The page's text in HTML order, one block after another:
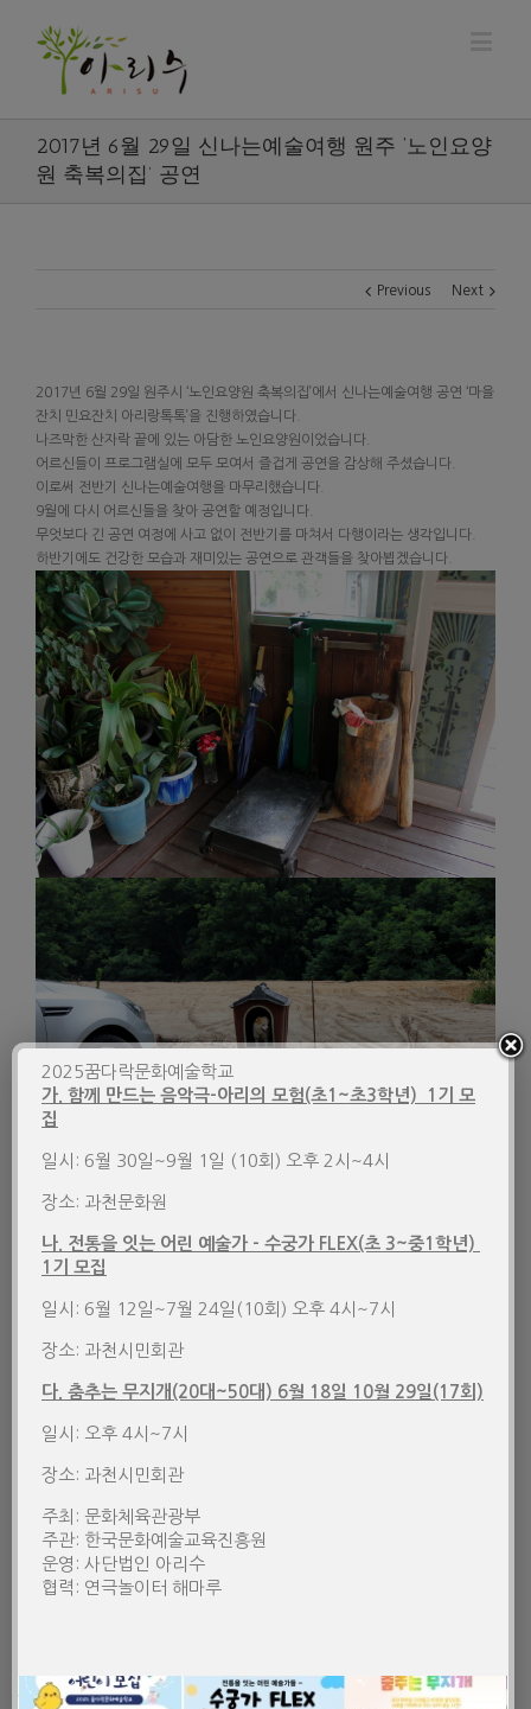
2017년 6월 29일 신나는예술여행 원주 ‘노인요양
원 축복의집’ 공연
Previous Next
2017년 6월 29일 원주시 ‘노인요양원 축복의집’에서 신나는예술여행 공연 ‘마을
잔치 민요잔치 아리랑톡톡’을 진행하였습니다.
나즈막한 산자락 끝에 있는 아담한 노인요양원이었습니다.
어르신들이 프로그램실에 모두 모여서 즐겁게 공연을 감상해 주셨습니다.
이로써 전반기 신나는예술여행을 마무리했습니다.
9월에 다시 어르신들을 찾아 공연할 예정입니다.
무엇보다 긴 공연 여정에 사고 없이 전반기를 마쳐서 다행이라는 생각입니다.
하반기에도 건강한 모습과 재미있는 공연으로 관객들을 찾아뵙겠습니다.
2025꿈다락문화예술학교
가. 함께 만드는 음악극-아리의 모험(초1~초3학년) 1기 모
집
일시: 6월 30일~9월 1일 (10회) 오후 2시~4시
장소: 과천문화원
나. 전통을 잇는 어린 예술가 – 수궁가 FLEX(초 3~중1학년)
1기 모집
일시: 6월 12일~7월 24일(10회) 오후 4시~7시
장소: 과천시민회관
다. 춤추는 무지개(20대~50대) 6월 18일 10월 29일(17회)
일시: 오후 4시~7시
장소: 과천시민회관
주최: 문화체육관광부
주관: 한국문화예술교육진흥원
운영: 사단법인 아리수
협력: 연극놀이터 해마루